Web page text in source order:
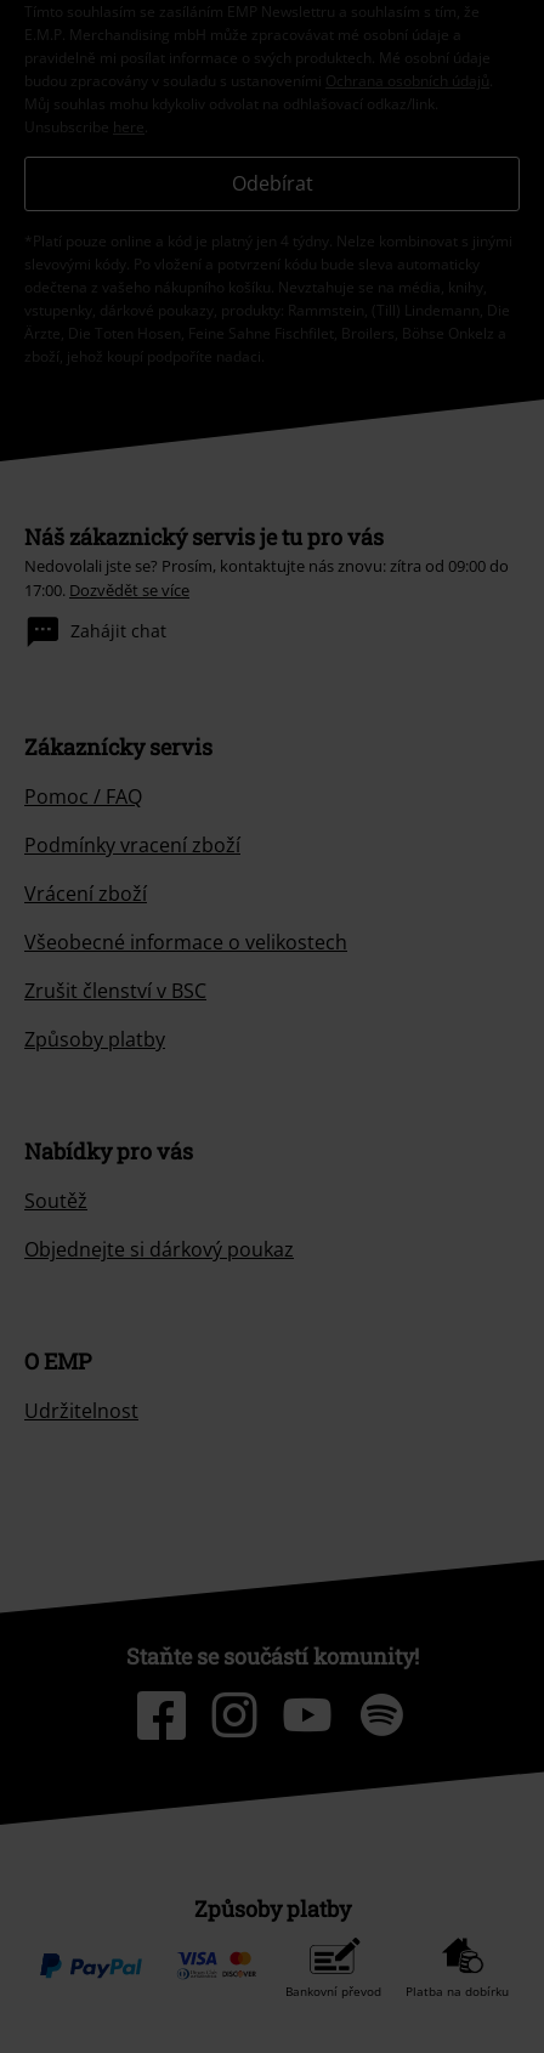
Tímto souhlasím se zasíláním EMP Newslettru a souhlasím s tím, že
E.M.P. Merchandising mbH může zpracovávat mé osobní údaje a
pravidelně mi posílat informace o svých produktech. Mé osobní údaje
budou zpracovány v souladu s ustanoveními
Ochrana osobních údajů
Můj souhlas mohu kdykoliv odvolat na odhlašovací odkaz/link.
Unsubscribe here
Odebírat
*Platí pouze online a kód je platný jen 4 týdny. Nelze kombinovat s jinými
slevovými kódy. Po vložení a potvrzení kódu bude sleva automaticky
odečtena z vašeho nákupního košíku. Nevztahuje se na média, knihy,
vstupenky, dárkové poukazy, produkty: Rammstein, (Till) Lindemann, Die
Ärzte, Die Toten Hosen, Feine Sahne Fischfilet, Broilers, Böhse Onkelz a
zboží, jehož koupí podpoříte nadaci.
Náš zákaznický servis je tu pro vás
Nedovolali jste se? Prosím, kontaktujte nás znovu: zítra od 09:00 do
17:00. Dozvědět se více
Zahájit chat
Zákaznícky servis
Pomoc / FAQ
Podmínky vracení zboží
Vrácení zboží
Všeobecné informace o velikostech
Zrušit členství v BSC
Způsoby platby
Nabídky pro vás
Soutěž
Objednejte si dárkový poukaz
O EMP
Udržitelnost
Staňte se součástí komunity!
Způsoby platby
Bankovní převod Platba na dobírku